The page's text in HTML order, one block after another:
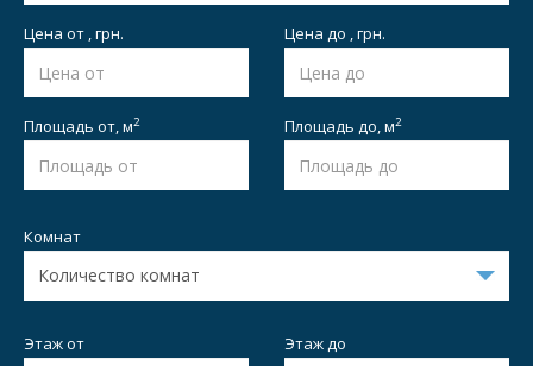
Цена от , грн. Цена до , грн.
Площадь от,м2 Площадь до,м2
Комнат
Этаж от Этаж до